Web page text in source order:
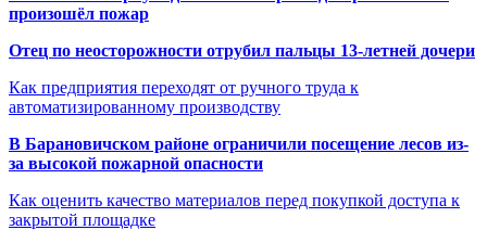
произошёл пожар
Отец по неосторожности отрубил пальцы 13-летней дочери
Как предприятия переходят от ручного труда к
автоматизированному производству
В Барановичском районе ограничили посещение лесов из-
за высокой пожарной опасности
Как оценить качество материалов перед покупкой доступа к
закрытой площадке